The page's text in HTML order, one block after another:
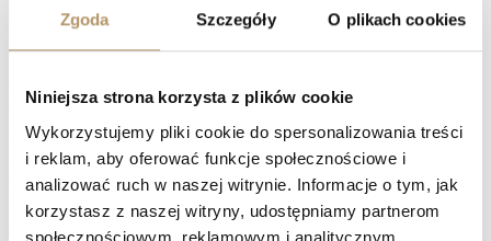
Zgoda Szczegóły O plikach cookies
Niniejsza strona korzysta z plików cookie
Wykorzystujemy pliki cookie do spersonalizowania treści
i reklam, aby oferować funkcje społecznościowe i
analizować ruch w naszej witrynie. Informacje o tym, jak
korzystasz z naszej witryny, udostępniamy partnerom
społecznościowym, reklamowym i analitycznym.
że Klienci otrzymają kwotę 256 530, 76 złotych wraz z odsetkami
odsetkami ustawowymi za opóźnienie.
Dodatkowo umowa kredytu mieszkaniowego zawarta pomiędzy
powodami, a Raiffeisen Bank Polska S.A. z siedzibą w Warszawie
została uznana za nieważną w całości.
Facebook
Twitter